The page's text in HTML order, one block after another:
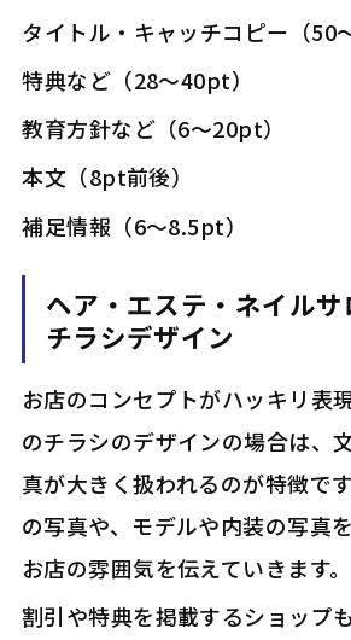
――タイトル・キャッチコピー（50
――特典など（28～40pt）
――教育方針など（6～20pt）
――本文（8pt前後）
――補足情報（6～8.5pt）
ヘア・エステ・ネイルサ
チラシデザイン
お店のコンセプトがハッキリ表
のチラシのデザインの場合は、
真が大きく扱われるのが特徴で
の写真や、モデルや内装の写真
お店の雰囲気を伝えていきます。
割引や特典を掲載するショップ